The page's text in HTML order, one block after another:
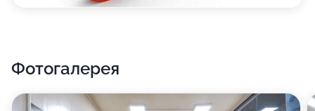
Фотогалерея